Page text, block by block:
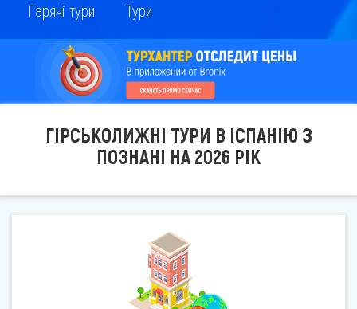
Гарячі тури Тури
ГІРСЬКОЛИЖНІ ТУРИ В ІСПАНІЮ З
ПОЗНАНІ НА 2026 РІК